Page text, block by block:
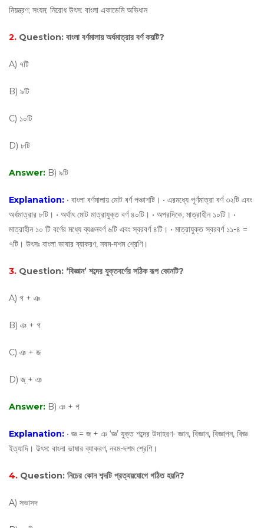
নিয়ন্ত্রণ; সংযম; নিরোধ উৎস: বাংলা একাডেমি অভিধান
2. Question: বাংলা বর্ণমালায় অর্ধমাত্রার বর্ণ কয়টি?
A) ৭টি
B) ৯টি
C) ১০টি
D) ৮টি
Answer: B) ৯টি
Explanation: • বাংলা বর্ণমালায় মোট বর্ণ পঞ্চাশটি। • এরমধ্যে পূর্ণমাত্রা বর্ণ ৩২টি এবং
অর্ধমাত্রার ৮টি। • অর্থাৎ মোট মাত্রাযুক্ত বর্ণ ৪০টি। • অপরদিকে, মাত্রাহীন ১০টি। •
মাত্রাহীন ১০ টি বর্ণের মধ্যে ব্যঞ্জনবর্ণ ৬টি এবং স্বরবর্ণ ৪টি। • মাত্রাযুক্ত স্বরবর্ণ ১১-৪ =
৭টি। উৎসঃ বাংলা ভাষার ব্যাকরণ, নবম-দশম শ্রেণি।
3. Question: ‘বিজ্ঞান’ শব্দের যুক্তবর্ণের সঠিক রূপ কোনটি?
A) গ + ঞ
B) ঞ + গ
C) ঞ + জ
D) জ্ + ঞ
Answer: B) ঞ + গ
Explanation: • জ্ঞ = জ + ঞ ‘জ্ঞ’ যুক্ত শব্দের উদাহরণ- জ্ঞান, বিজ্ঞান, বিজ্ঞাপন, বিজ্ঞ
ইত্যাদি। উৎস: বাংলা ভাষার ব্যাকরণ, নবম-দশম শ্রেণি।
4. Question: নিচের কোন শব্দটি প্রত্যয়যোগে গঠিত হয়নি?
A) সভাসদ